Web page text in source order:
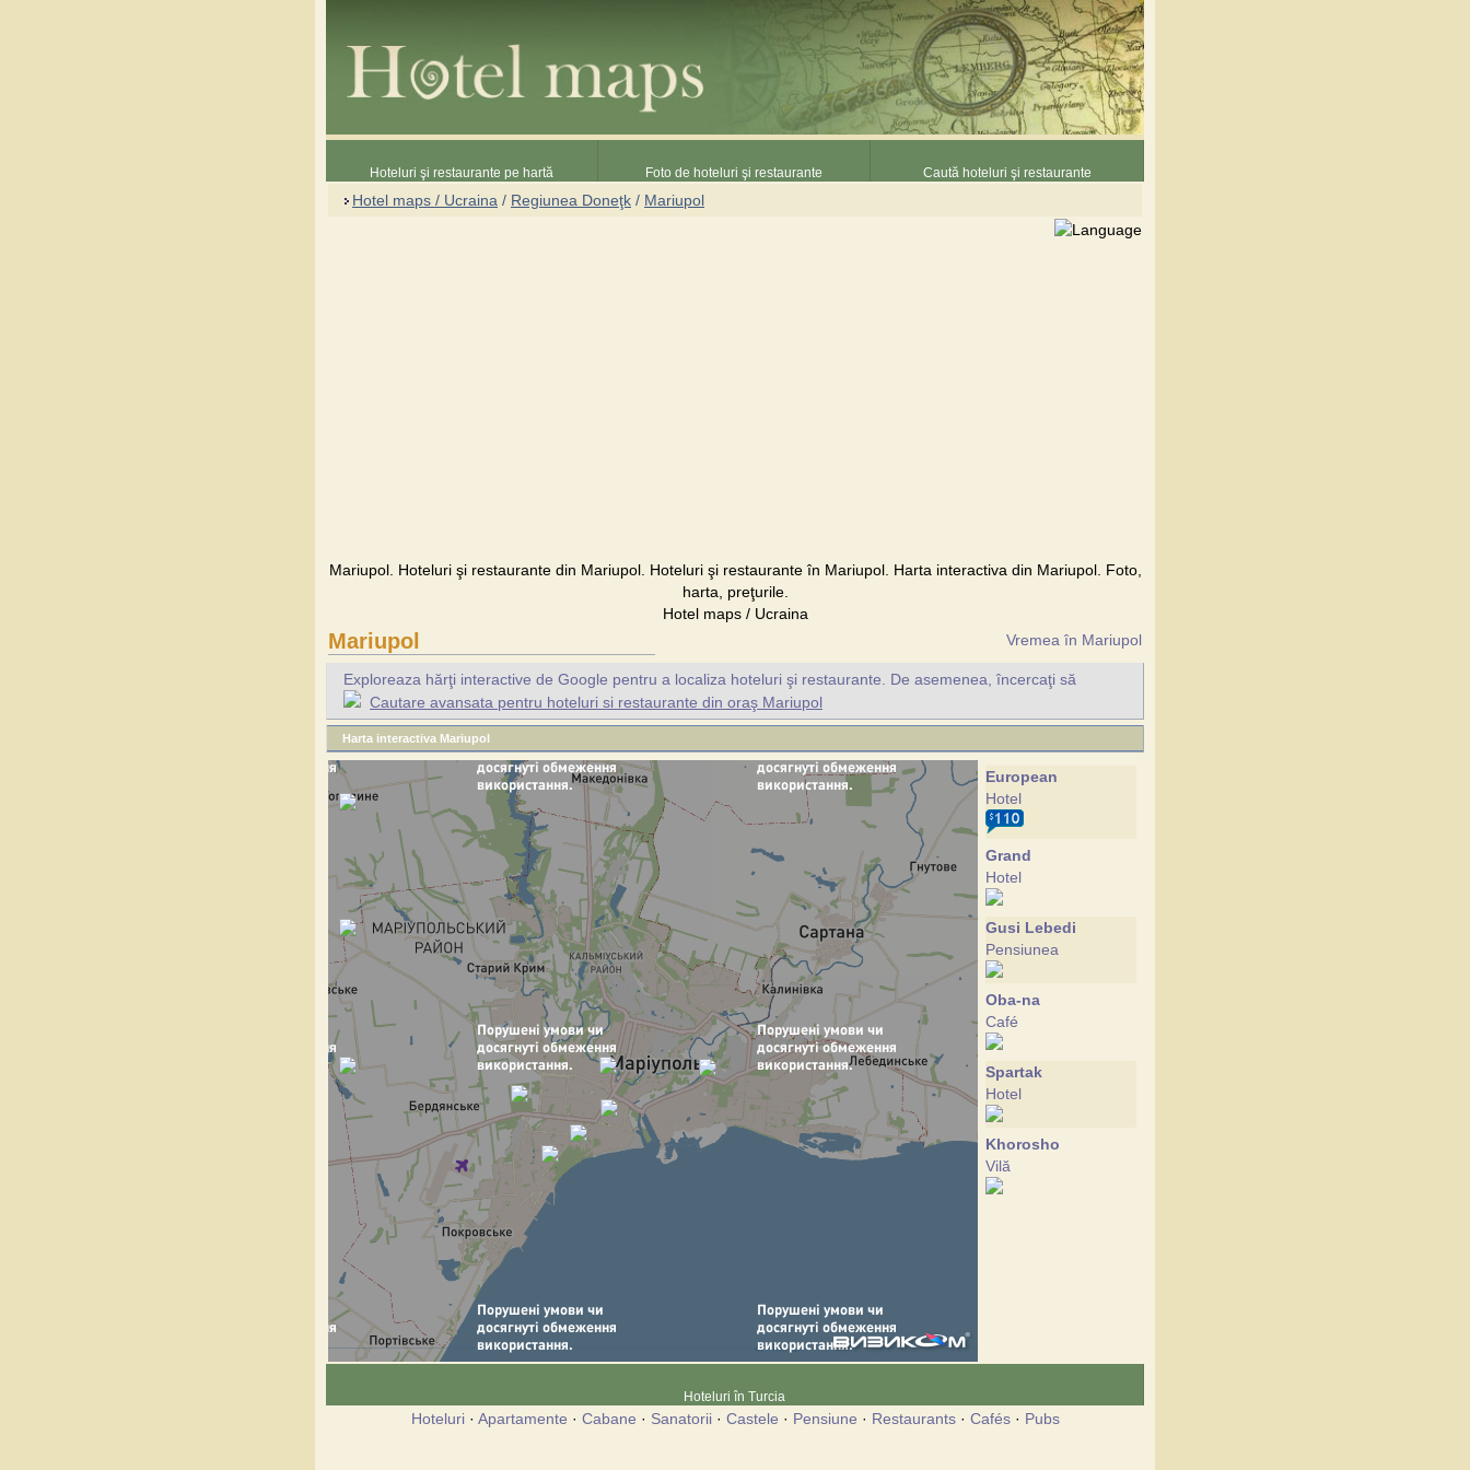
Hoteluri şi restaurante pe hartă Foto de hoteluri şi restaurante Caută hoteluri şi restaurante
Hotel maps / Ucraina / Regiunea Doneţk / Mariupol
Mariupol. Hoteluri şi restaurante din Mariupol. Hoteluri şi restaurante în Mariupol. Harta interactiva din Mariupol. Foto,
harta, preţurile.
Hotel maps / Ucraina
Mariupol Vremea în Mariupol
Exploreaza hărţi interactive de Google pentru a localiza hoteluri şi restaurante. De asemenea, încercaţi să
Cautare avansata pentru hoteluri si restaurante din oraş Mariupol
Harta interactiva Mariupol
European
Hotel
Grand
Hotel
Gusi Lebedi
Pensiunea
Oba-na
Café
Spartak
Hotel
Khorosho
Vilă
Hoteluri în Turcia
Hoteluri· Apartamente · Cabane · Sanatorii· Castele · Pensiune · Restaurants· Cafés· Pubs